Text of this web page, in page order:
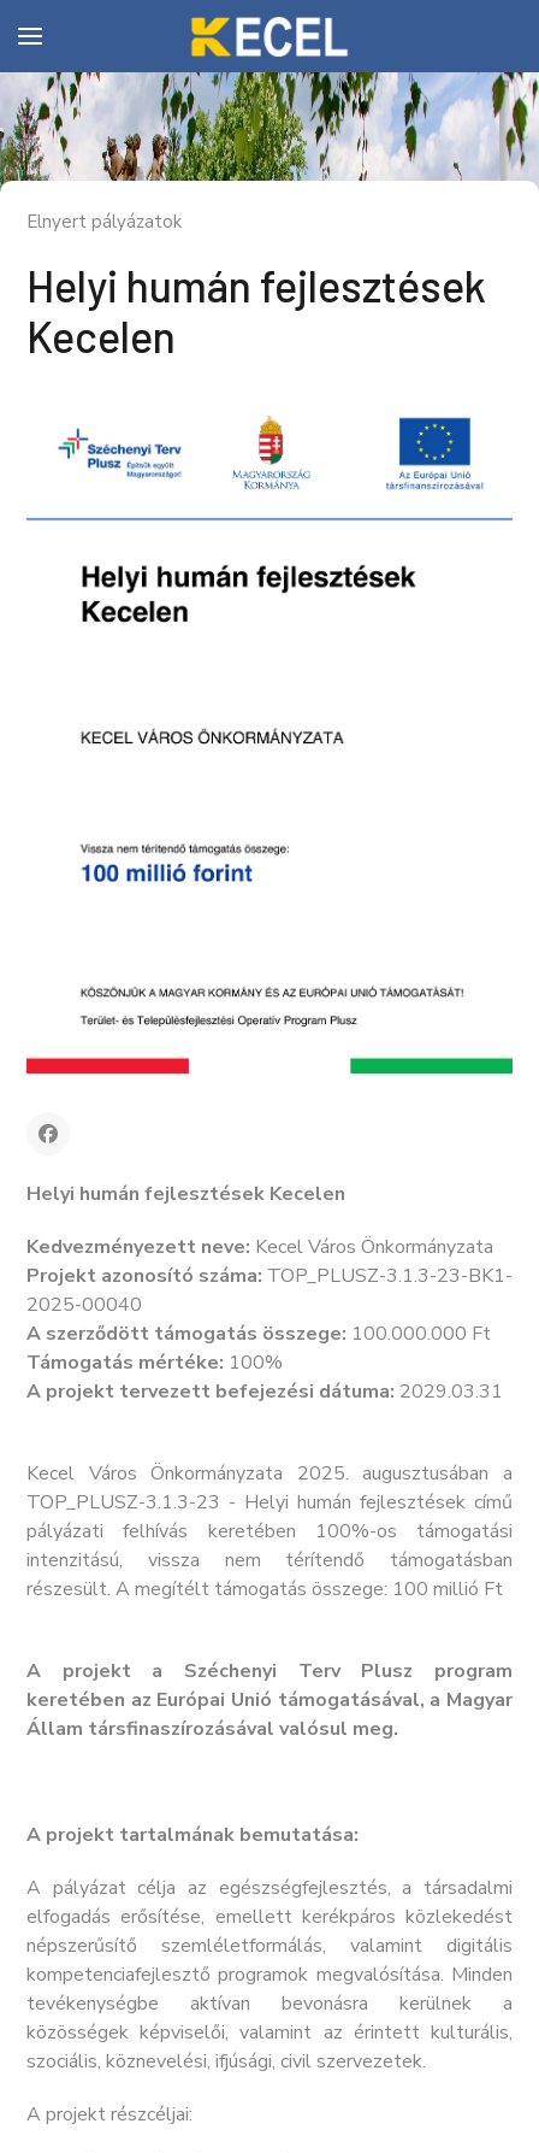
Elnyert pályázatok
Helyi humán fejlesztések
Kecelen
Helyi humán fejlesztések Kecelen
Kedvezményezett neve: Kecel Város Önkormányzata
Projekt azonosító száma: TOP_PLUSZ-3.1.3-23-BK1-
2025-00040
A szerződött támogatás összege: 100.000.000 Ft
Támogatás mértéke: 100%
A projekt tervezett befejezési dátuma: 2029.03.31
Kecel Város Önkormányzata 2025. augusztusában a
TOP_PLUSZ-3.1.3-23 - Helyi humán fejlesztések című
pályázati felhívás keretében 100%-os támogatási
intenzitású, vissza nem térítendő támogatásban
részesült. A megítélt támogatás összege: 100 millió Ft
A projekt a Széchenyi Terv Plusz program
keretében az Európai Unió támogatásával, a Magyar
Állam társfinaszírozásával valósul meg.
A projekt tartalmának bemutatása:
A pályázat célja az egészségfejlesztés, a társadalmi
elfogadás erősítése, emellett kerékpáros közlekedést
népszerűsítő szemléletformálás, valamint digitális
kompetenciafejlesztő programok megvalósítása. Minden
tevékenységbe aktívan bevonásra kerülnek a
közösségek képviselői, valamint az érintett kulturális,
szociális, köznevelési, ifjúsági, civil szervezetek.
A projekt részcéljai: